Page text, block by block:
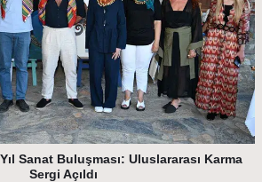
Sanat Buluşması: Uluslararası Karma
Sergi Açıldı